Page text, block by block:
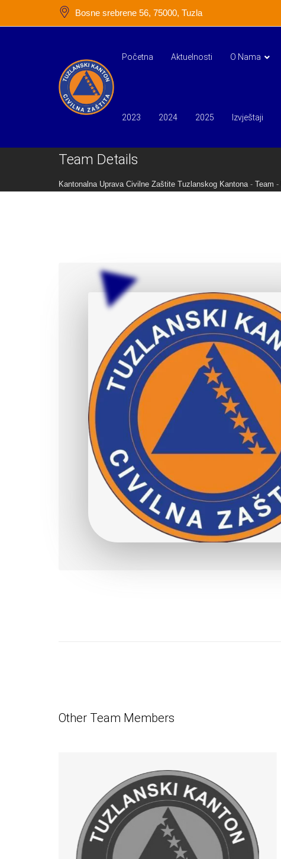
Bosne srebrene 56, 75000, Tuzla
Početna Aktuelnosti O Nama
2023 2024 2025 Izvještaji
Team Details
Kantonalna Uprava Civilne Zaštite Tuzlanskog Kantona- Team -
Other Team Members